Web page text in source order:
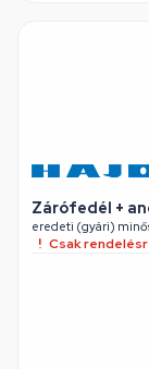
Zárófedél +
eredeti (gyári)
Csak